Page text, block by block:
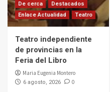
De cerca
Destacados
Enlace Actualidad
Teatro
Teatro independiente
de provincias en la
Feria del Libro
Maria Eugenia Montero
6 agosto, 2026 0